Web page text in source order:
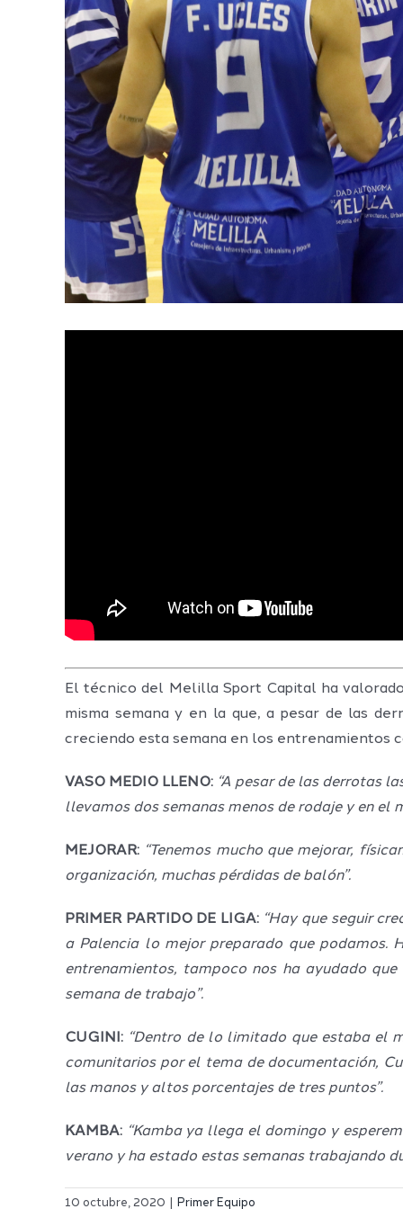
El técnico del Melilla Sport Capital ha
misma semana y en la que, a pesar de las
creciendo esta semana en los entrenamientos
VASO MEDIO LLENO: “A pesar de las derrotas
llevamos dos semanas menos de rodaje y en el
MEJORAR: “Tenemos mucho que mejorar,
organización, muchas pérdidas de balón”.
PRIMER PARTIDO DE LIGA: “Hay que seguir
a Palencia lo mejor preparado que podamos.
entrenamientos, tampoco nos ha ayudado
semana de trabajo”.
CUGINI: “Dentro de lo limitado que estaba el
comunitarios por el tema de documentación,
las manos y altos porcentajes de tres puntos”.
KAMBA: “Kamba ya llega el domingo y
verano y ha estado estas semanas trabajando
10 octubre, 2020 Primer Equipo